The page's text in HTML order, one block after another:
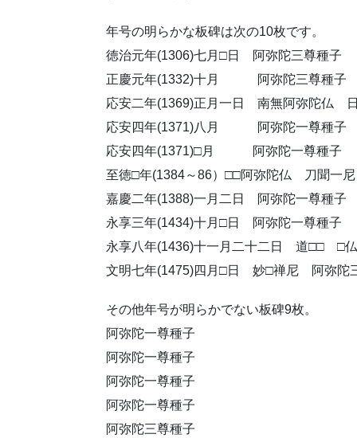
年号の明らかな板碑は次の10枚です。
徳治元年(1306)七月□日 阿弥陀三尊種子
正慶元年(1332)十月 阿弥陀三尊種子
応安二年(1369)正月一日 南無阿弥陀仏
応安四年(1371)八月 阿弥陀一尊種子
応安四年(1371)□月 阿弥陀一尊種子
至徳□年(1384～86）□□阿弥陀仏 刀聞一尼
嘉慶二年(1388)一月二日 阿弥陀一尊種子
永享三年(1434)十月□日 阿弥陀一尊種子
永享八年(1436)十一月二十二日 道□□ □
文明七年(1475)四月□日 妙□禅尼 阿弥陀
その他年号が明らかでない板碑9枚。
阿弥陀一尊種子
阿弥陀一尊種子
阿弥陀一尊種子
阿弥陀一尊種子
阿弥陀三尊種子